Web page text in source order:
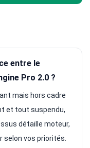
entre le
Pro 2.0 ?
mais hors cadre
et tout suspendu,
détaille moteur,
vos priorités.